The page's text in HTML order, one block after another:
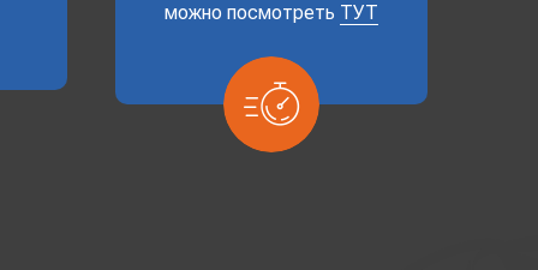
можно посмотреть ТУТ